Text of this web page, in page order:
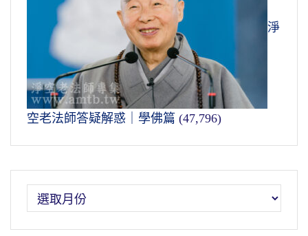
淨
空老法師答疑解惑｜學佛篇 (47,796)